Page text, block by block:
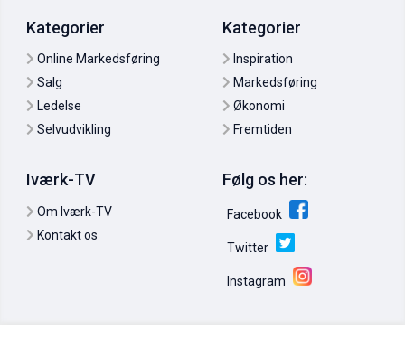
27. apr. 2011
Kategorier
Online Markedsføring
Salg
Ledelse
Selvudvikling
Kategorier
Inspiration
Markedsføring
Økonomi
Fremtiden
Iværk-TV
Om Iværk-TV
Kontakt os
Følg os her:
Facebook
Twitter
Instagram